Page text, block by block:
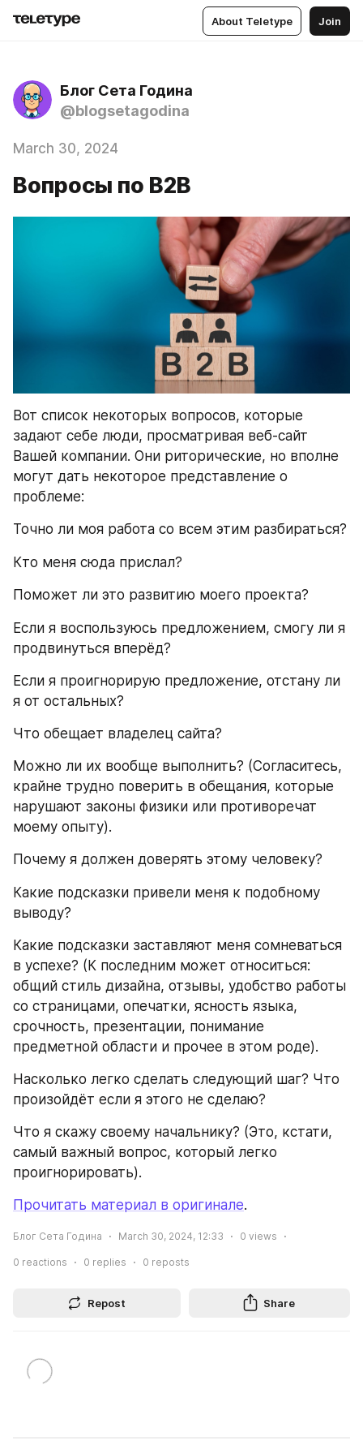
About Teletype Join
Блог Сета Година
@blogsetagodina
March 30, 2024
Вопросы по B2B
Вот список некоторых вопросов, которые
задают себе люди, просматривая веб-сайт
Вашей компании. Они риторические, но вполне
могут дать некоторое представление о
проблеме:
Точно ли моя работа со всем этим разбираться?
Кто меня сюда прислал?
Поможет ли это развитию моего проекта?
Если я воспользуюсь предложением, смогу ли я
продвинуться вперёд?
Если я проигнорирую предложение, отстану ли
я от остальных?
Что обещает владелец сайта?
Можно ли их вообще выполнить? (Согласитесь,
крайне трудно поверить в обещания, которые
нарушают законы физики или противоречат
моему опыту).
Почему я должен доверять этому человеку?
Какие подсказки привели меня к подобному
выводу?
Какие подсказки заставляют меня сомневаться
в успехе? (К последним может относиться:
общий стиль дизайна, отзывы, удобство работы
со страницами, опечатки, ясность языка,
срочность, презентации, понимание
предметной области и прочее в этом роде).
Насколько легко сделать следующий шаг? Что
произойдёт если я этого не сделаю?
Что я скажу своему начальнику? (Это, кстати,
самый важный вопрос, который легко
проигнорировать).
Прочитать материал в оригинале.
Блог Сета Година March 30, 2024, 12:33 0 views
0 reactions 0 replies 0 reposts
Repost Share